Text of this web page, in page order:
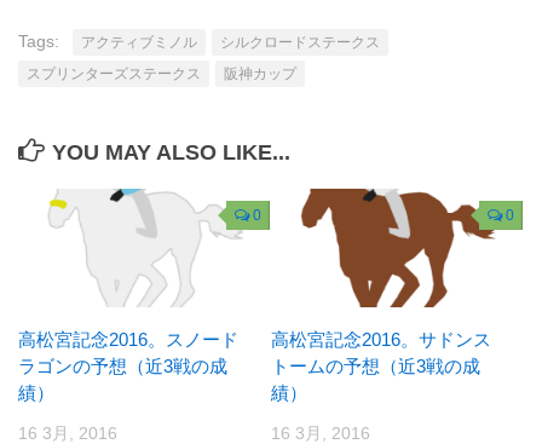
Tags: アクティブミノル
シルクロードステークス
スプリンターズステークス
阪神カップ
YOU MAY ALSO LIKE...
0
高松宮記念2016。スノード
ラゴンの予想（近3戦の成
績）
16 3月, 2016
0
高松宮記念2016。サドンス
トームの予想（近3戦の成
績）
16 3月, 2016